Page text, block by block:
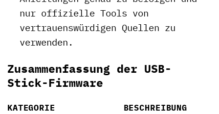
nur offizielle Tools von
vertrauenswürdigen Quellen zu
verwenden.
Zusammenfassung der USB-
Stick-Firmware
KATEGORIE BESCHREIBUNG